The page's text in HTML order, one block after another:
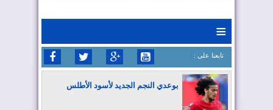
≡
: تابعنا على
بوعدي النجم الجديد لأسود الأطلس